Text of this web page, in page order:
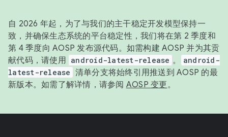
自 2026 年起，为了与我们的主干稳定开发模型保持一
致，并确保生态系统的平台稳定性，我们将在第 2 季度和
第 4 季度向 AOSP 发布源代码。如需构建 AOSP 并为其贡
献代码，请使用 android-latest-release 。
android-
latest-release 清单分支将始终引用推送到 AOSP 的最
新版本。如需了解详情，请参阅 AOSP 变更。